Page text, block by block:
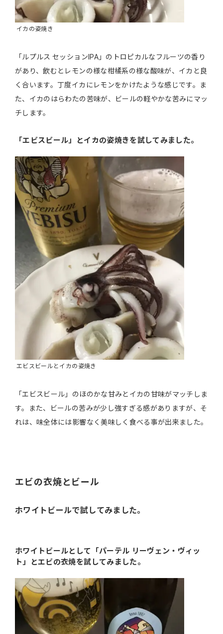
イカの姿焼き
「ルプルス セッションIPA」のトロピカルなフルーツの香り
があり、飲むとレモンの様な柑橘系の様な酸味が、イカと良
く合います。丁度イカにレモンをかけたような感じです。ま
た、イカのはらわたの苦味が、ビールの軽やかな苦みにマッ
チします。
「エビスビール」とイカの姿焼きを試してみました。
エビスビールとイカの姿焼き
「エビスビール」のほのかな甘みとイカの甘味がマッチしま
す。また、ビールの苦みが少し強すぎる感がありますが、そ
れは、味全体には影響なく美味しく食べる事が出来ました。
エビの衣焼とビール
ホワイトビールで試してみました。
ホワイトビールとして「パーテル リーヴェン・ヴィッ
ト」とエビの衣焼を試してみました。